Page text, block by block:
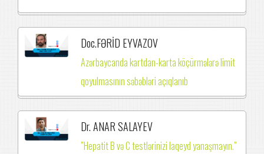
Doc.FƏRİD EYVAZOV
Azərbaycanda kartdan-karta köçürmələrə limit
qoyulmasının səbəbləri açıqlanıb
Dr. ANAR SALAYEV
”Hepatit B və C testlərinizi laqeyd yanaşmayın.”